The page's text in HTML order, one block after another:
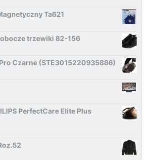
Ta621
trzewiki 82-156
Czarne (STE3015220935886)
PerfectCare Elite Plus